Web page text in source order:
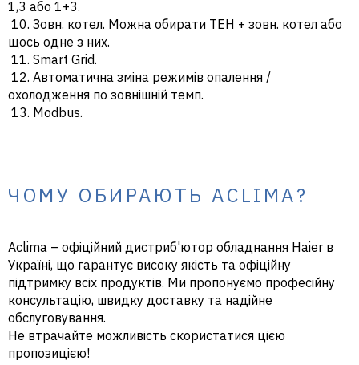
1,3 або 1+3.
10. Зовн. котел. Можна обирати ТЕН + зовн. котел або
щось одне з них.
11. Smart Grid.
12. Автоматична зміна режимів опалення /
охолодження по зовнішній темп.
13. Modbus.
ЧОМУ ОБИРАЮТЬ ACLIMA?
Aclima – офіційний дистриб'ютор обладнання Haier в
Україні, що гарантує високу якість та офіційну
підтримку всіх продуктів. Ми пропонуємо професійну
консультацію, швидку доставку та надійне
обслуговування.
Не втрачайте можливість скористатися цією
пропозицією!